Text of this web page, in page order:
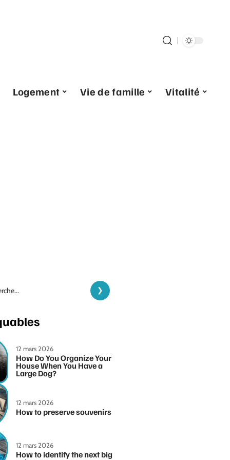
Logement Vie de famille Vitalité
12 mars 2026
How Do You Organize Your
House When You Have a
Large Dog?
12 mars 2026
How to preserve souvenirs
12 mars 2026
How to identify the next big